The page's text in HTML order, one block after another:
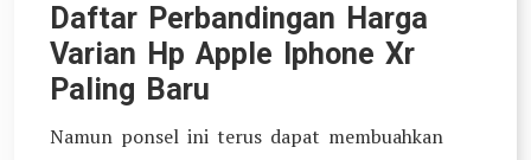
Daftar Perbandingan Harga
Varian Hp Apple Iphone Xr
Paling Baru
Namun ponsel ini terus dapat membuahkan